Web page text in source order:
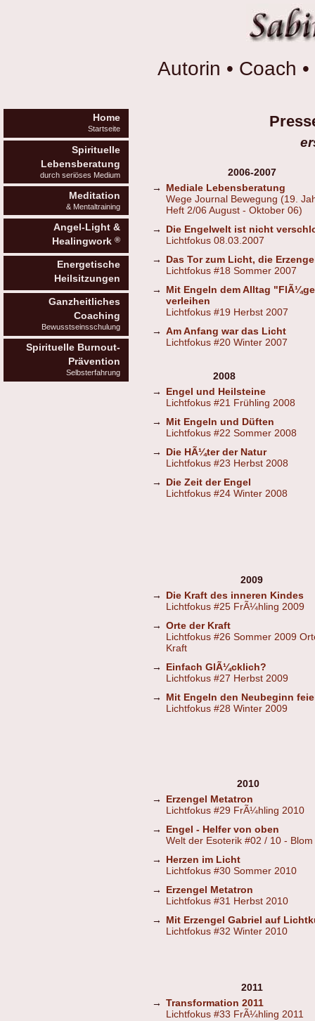
Autorin • Coach
Home
Startseite
Spirituelle
Lebensberatung
durch seriöses Medium
Meditation
& Mentaltraining
Angel-Light &
Healingwork®
Energetische
Heilsitzungen
Ganzheitliches
Coaching
Bewusstseinsschulung
Spirituelle Burnout-
Prävention
Selbsterfahrung
2006-2007
→
Mediale Lebensberatung
Wege Journal Bewegung (19.
Heft 2/06 August - Oktober 06)
→
Die Engelwelt ist nicht
Lichtfokus 08.03.2007
→
Das Tor zum Licht, die
Lichtfokus #18 Sommer 2007
→
Mit Engeln dem Alltag
verleihen
Lichtfokus #19 Herbst 2007
→ Am Anfang war das Licht
Lichtfokus #20 Winter 2007
2008
→
Engel und Heilsteine
Lichtfokus #21 Frühling 2008
→
Mit Engeln und Düften
Lichtfokus #22 Sommer 2008
→
Die HÃ¼ter der Natur
Lichtfokus #23 Herbst 2008
→
Die Zeit der Engel
Lichtfokus #24 Winter 2008
2009
→
Die Kraft des inneren Kindes
Lichtfokus #25 FrÃ¼hling 2009
→ Orte der Kraft
Lichtfokus #26 Sommer 2009
Kraft
→
Einfach GlÃ¼cklich?
Lichtfokus #27 Herbst 2009
→
Mit Engeln den Neubeginn
Lichtfokus #28 Winter 2009
2010
→
Erzengel Metatron
Lichtfokus #29 FrÃ¼hling 2010
→
Engel - Helfer von oben
Welt der Esoterik #02 / 10 - Blom
→
Herzen im Licht
Lichtfokus #30 Sommer 2010
→
Erzengel Metatron
Lichtfokus #31 Herbst 2010
→
Mit Erzengel Gabriel auf
Lichtfokus #32 Winter 2010
2011
→ Transformation 2011
Lichtfokus #33 FrÃ¼hling 2011